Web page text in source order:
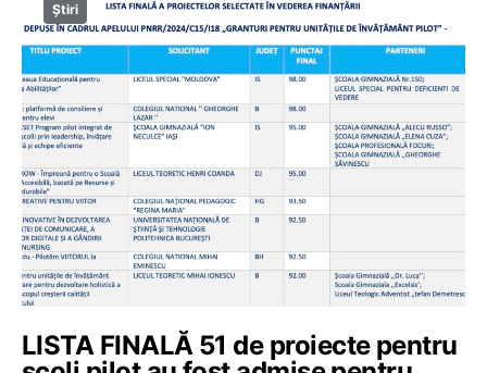
Știri
LISTA FINALĂ 51 de proiecte pentru